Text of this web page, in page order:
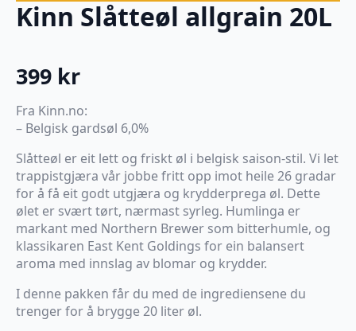
Kinn Slåtteøl allgrain 20L
399 kr
Fra Kinn.no:
– Belgisk gardsøl 6,0%
Slåtteøl er eit lett og friskt øl i belgisk saison-stil. Vi let
trappistgjæra vår jobbe fritt opp imot heile 26 gradar
for å få eit godt utgjæra og krydderprega øl. Dette
ølet er svært tørt, nærmast syrleg. Humlinga er
markant med Northern Brewer som bitterhumle, og
klassikaren East Kent Goldings for ein balansert
aroma med innslag av blomar og krydder.
I denne pakken får du med de ingrediensene du
trenger for å brygge 20 liter øl.